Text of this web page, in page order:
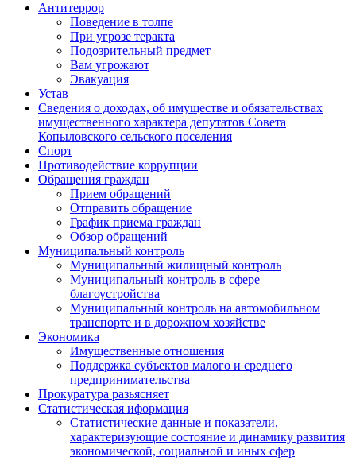
Антитеррор
Поведение в толпе
При угрозе теракта
Подозрительный предмет
Вам угрожают
Эвакуация
Устав
Сведения о доходах, об имуществе и обязательствах
имущественного характера депутатов Совета
Копыловского сельского поселения
Спорт
Противодействие коррупции
Обращения граждан
Прием обращений
Отправить обращение
График приема граждан
Обзор обращений
Муниципальный контроль
Муниципальный жилищный контроль
Муниципальный контроль в сфере
благоустройства
Муниципальный контроль на автомобильном
транспорте и в дорожном хозяйстве
Экономика
Имущественные отношения
Поддержка субъектов малого и среднего
предпринимательства
Прокуратура разьясняет
Статистическая иформация
Статистические данные и показатели,
характеризующие состояние и динамику развития
экономической, социальной и иных сфер